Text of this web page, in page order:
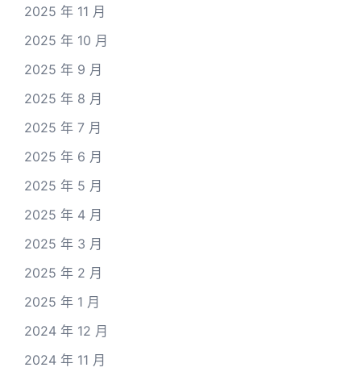
2025 年 11 月
2025 年 10 月
2025 年 9 月
2025 年 8 月
2025 年 7 月
2025 年 6 月
2025 年 5 月
2025 年 4 月
2025 年 3 月
2025 年 2 月
2025 年 1 月
2024 年 12 月
2024 年 11 月